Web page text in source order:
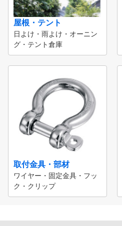
屋根・テント
日よけ・雨よけ・オーニン
グ・テント倉庫
取付金具・部材
ワイヤー・固定金具・フッ
ク・クリップ